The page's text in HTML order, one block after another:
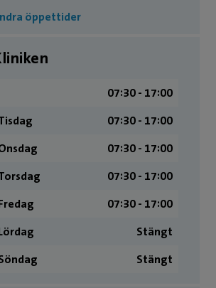
öppettider
07:30 - 17:00
07:30 ­- 17:00
07:30 ­- 17:00
07:30 ­- 17:00
07:30 ­- 17:00
Stängt
Stängt